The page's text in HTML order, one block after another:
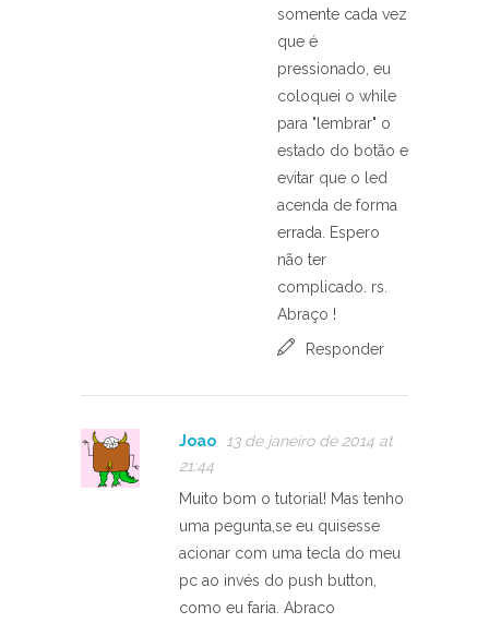
somente cada vez
que é
pressionado, eu
coloquei o while
para "lembrar" o
estado do botão e
evitar que o led
acenda de forma
errada. Espero
não ter
complicado. rs.
Abraço !
Responder
Joao
13 de janeiro de 2014 at
21:44
Muito bom o tutorial! Mas tenho
uma pegunta,se eu quisesse
acionar com uma tecla do meu
pc ao invés do push button,
como eu faria. Abraco